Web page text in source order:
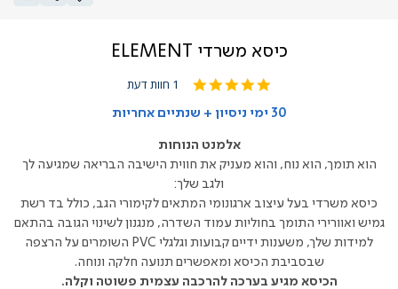
כיסא משרדי ELEMENT
5.0
rating
1 חוות דעת
30 ימי ניסיון + שנתיים אחריות
אלמנט הנוחות
הוא תומך, הוא נוח, והוא מעניק את חווית הישיבה הבריאה שמגיעה לך
ולגב שלך:
כיסא משרדי בעל עיצוב ארגונומי המתאים לקימורי הגב, כולל בד רשת
גמיש ואוורירי התומך בחוליות עמוד השדרה, מנגנון לשינוי הגובה בהתאם
למידות שלך, משענות ידיים קבועות וגלגלי PVC השומרים על הרצפה
שבסביבת הכיסא ומאפשרים תנועה חלקה ונוחה.
הכיסא מגיע בערכה להרכבה עצמית פשוטה וקלה.